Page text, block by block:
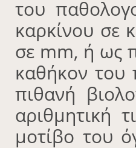
του
καρκίνου σε
σε mm, ή ως
καθήκον του
πιθανή
αριθμητική
μοτίβο του